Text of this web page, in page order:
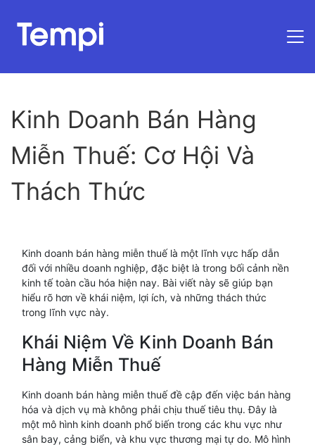
Kinh Doanh Bán Hàng
Miễn Thuế: Cơ Hội Và
Thách Thức
Kinh doanh bán hàng miễn thuế là một lĩnh vực hấp dẫn
đối với nhiều doanh nghiệp, đặc biệt là trong bối cảnh nền
kinh tế toàn cầu hóa hiện nay. Bài viết này sẽ giúp bạn
hiểu rõ hơn về khái niệm, lợi ích, và những thách thức
trong lĩnh vực này.
Khái Niệm Về Kinh Doanh Bán
Hàng Miễn Thuế
Kinh doanh bán hàng miễn thuế đề cập đến việc bán hàng
hóa và dịch vụ mà không phải chịu thuế tiêu thụ. Đây là
một mô hình kinh doanh phổ biến trong các khu vực như
sân bay, cảng biển, và khu vực thương mại tự do. Mô hình